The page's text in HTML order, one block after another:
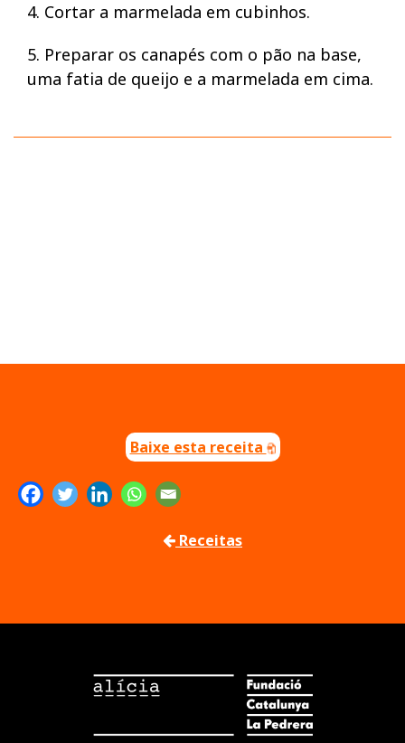
4. Cortar a marmelada em cubinhos.
5. Preparar os canapés com o pão na base,
uma fatia de queijo e a marmelada em cima.
Baixe esta receita
Receitas